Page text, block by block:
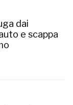
dai
e scappa